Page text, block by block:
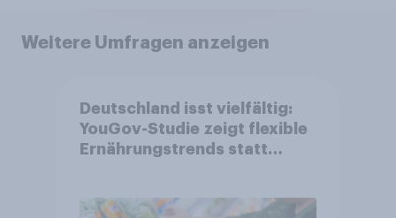
Weitere Umfragen anzeigen
Deutschland isst vielfältig:
YouGov-Studie zeigt flexible
Ernährungstrends statt